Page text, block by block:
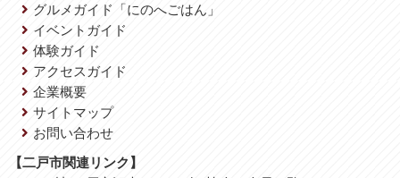
グルメガイド「にのへごはん」
イベントガイド
体験ガイド
アクセスガイド
企業概要
サイトマップ
お問い合わせ
【二戸市関連リンク】